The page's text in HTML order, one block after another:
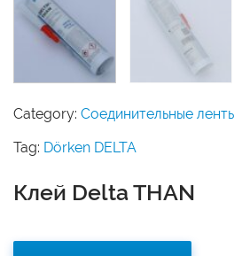
Category: Соединительные
Tag: Dörken DELTA
Клей Delta THAN